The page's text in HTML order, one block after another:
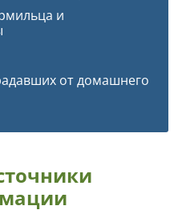
и
от домашнего